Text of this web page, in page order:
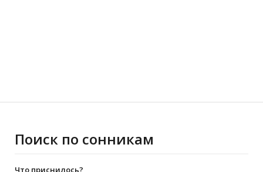
Поиск по сонникам
Что приснилось?